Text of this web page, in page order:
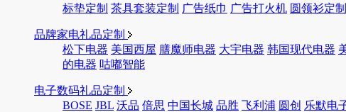
标垫定制 茶具套装定制 广告纸巾 广告打火机 圆领衫定制
品牌家电礼品定制
松下电器 美国西屋 膳魔师电器 大宇电器 韩国现代电器
的电器 咕嘟智能
电子数码礼品定制
BOSE JBL 沃品 倍思 中国长城 品胜 飞利浦 圆创 乐默电